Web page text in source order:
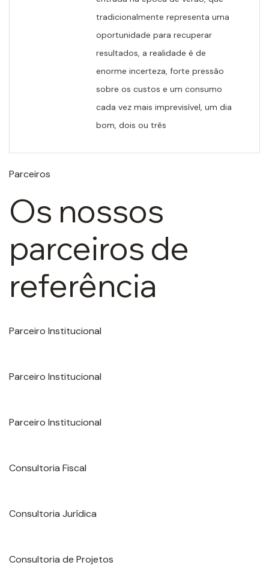
tradicionalmente representa uma
oportunidade para recuperar
resultados, a realidade é de
enorme incerteza, forte pressão
sobre os custos e um consumo
cada vez mais imprevisível, um dia
bom, dois ou três
Parceiros
Os nossos
parceiros de
referência
Parceiro Institucional
Parceiro Institucional
Parceiro Institucional
Consultoria Fiscal
Consultoria Jurídica
Consultoria de Projetos